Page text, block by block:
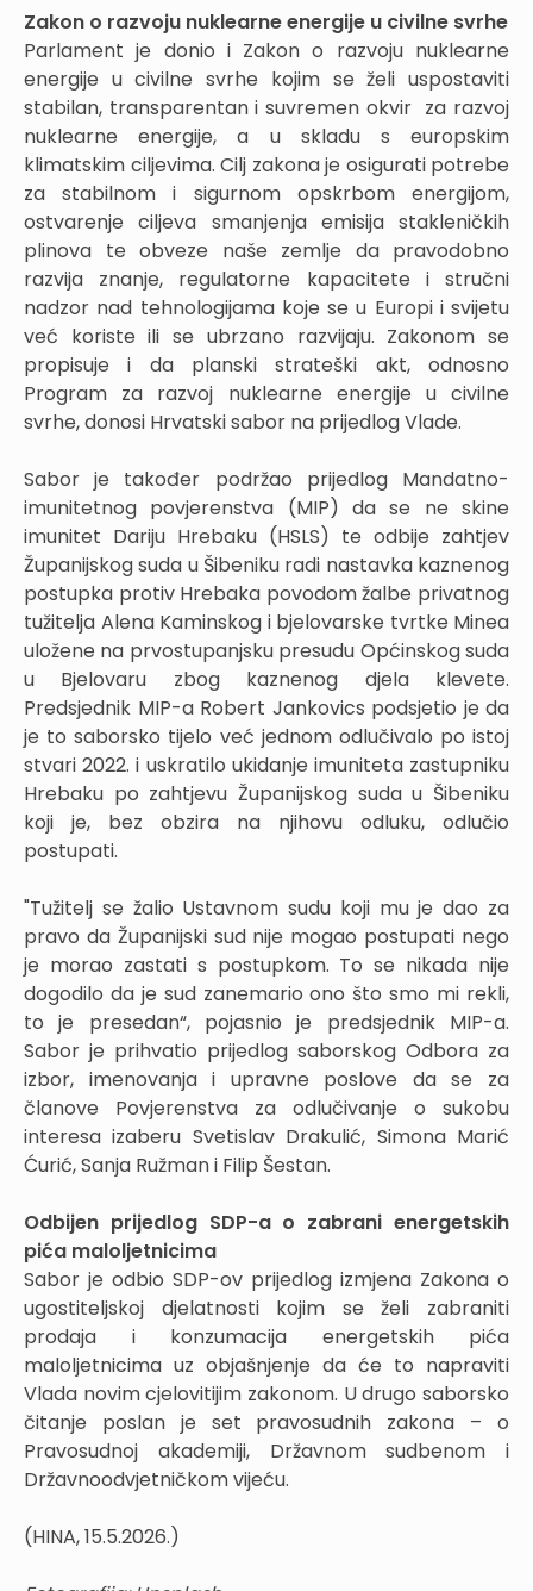
Zakon o razvoju nuklearne energije u civilne svrhe
Parlament je donio i Zakon o razvoju nuklearne
energije u civilne svrhe kojim se želi uspostaviti
stabilan, transparentan i suvremen okvir za razvoj
nuklearne energije, a u skladu s europskim
klimatskim ciljevima. Cilj zakona je osigurati potrebe
za stabilnom i sigurnom opskrbom energijom,
ostvarenje ciljeva smanjenja emisija stakleničkih
plinova te obveze naše zemlje da pravodobno
razvija znanje, regulatorne kapacitete i stručni
nadzor nad tehnologijama koje se u Europi i svijetu
već koriste ili se ubrzano razvijaju. Zakonom se
propisuje i da planski strateški akt, odnosno
Program za razvoj nuklearne energije u civilne
svrhe, donosi Hrvatski sabor na prijedlog Vlade.
Sabor je također podržao prijedlog Mandatno-
imunitetnog povjerenstva (MIP) da se ne skine
imunitet Dariju Hrebaku (HSLS) te odbije zahtjev
Županijskog suda u Šibeniku radi nastavka kaznenog
postupka protiv Hrebaka povodom žalbe privatnog
tužitelja Alena Kaminskog i bjelovarske tvrtke Minea
uložene na prvostupanjsku presudu Općinskog suda
u Bjelovaru zbog kaznenog djela klevete.
Predsjednik MIP-a Robert Jankovics podsjetio je da
je to saborsko tijelo već jednom odlučivalo po istoj
stvari 2022. i uskratilo ukidanje imuniteta zastupniku
Hrebaku po zahtjevu Županijskog suda u Šibeniku
koji je, bez obzira na njihovu odluku, odlučio
postupati.
"Tužitelj se žalio Ustavnom sudu koji mu je dao za
pravo da Županijski sud nije mogao postupati nego
je morao zastati s postupkom. To se nikada nije
dogodilo da je sud zanemario ono što smo mi rekli,
to je presedan“, pojasnio je predsjednik MIP-a.
Sabor je prihvatio prijedlog saborskog Odbora za
izbor, imenovanja i upravne poslove da se za
članove Povjerenstva za odlučivanje o sukobu
interesa izaberu Svetislav Drakulić, Simona Marić
Ćurić, Sanja Ružman i Filip Šestan.
Odbijen prijedlog SDP-a o zabrani energetskih
pića maloljetnicima
Sabor je odbio SDP-ov prijedlog izmjena Zakona o
ugostiteljskoj djelatnosti kojim se želi zabraniti
prodaja i konzumacija energetskih pića
maloljetnicima uz objašnjenje da će to napraviti
Vlada novim cjelovitijim zakonom. U drugo saborsko
čitanje poslan je set pravosudnih zakona – o
Pravosudnoj akademiji, Državnom sudbenom i
Državnoodvjetničkom vijeću.
(HINA, 15.5.2026.)